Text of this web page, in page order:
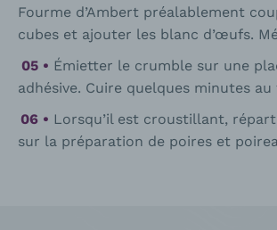
Fourme d’Ambert préalablement
cubes et ajouter les blanc d’œufs.
Émietter le crumble sur une
adhésive. Cuire quelques minutes au
Lorsqu’il est croustillant,
sur la préparation de poires et